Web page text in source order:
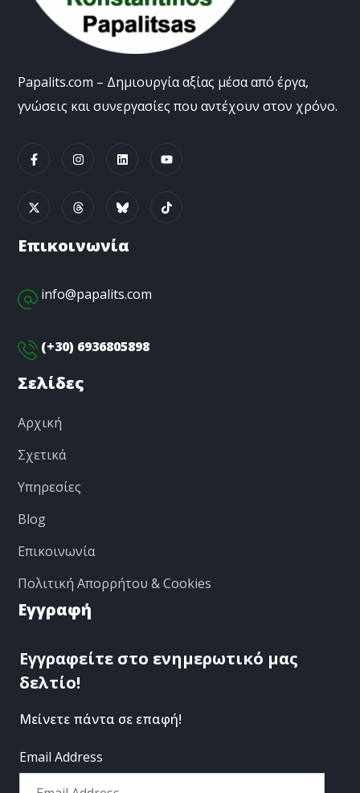
Papalits.com – Δημιουργία αξίας μέσα από έργα,
γνώσεις και συνεργασίες που αντέχουν στον χρόνο.
Επικοινωνία
info@papalits.com
(+30) 6936805898
Σελίδες
Αρχική
Σχετικά
Υπηρεσίες
Blog
Επικοινωνία
Πολιτική Απορρήτου & Cookies
Εγγραφή
Εγγραφείτε στο ενημερωτικό μας
δελτίο!
Μείνετε πάντα σε επαφή!
Email Address